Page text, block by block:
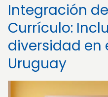
Integración
Currículo:
diversidad en
Uruguay